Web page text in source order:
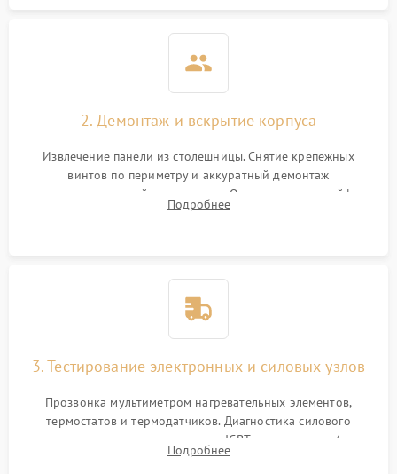
2. Демонтаж и вскрытие корпуса
Извлечение панели из столешницы. Снятие крепежных
винтов по периметру и аккуратный демонтаж
стеклокерамической поверхности. Отсоединение шлейфов
сенсорного блока для доступа к силовым платам, катушкам
Подробнее
3. Тестирование электронных и силовых узлов
Прозвонка мультиметром нагревательных элементов,
термостатов и термодатчиков. Диагностика силового
модуля, реле, диодных мостов и IGBT-транзисторов (для
индукции). Проверка кранов и газ-контроля (для газовых
Подробнее